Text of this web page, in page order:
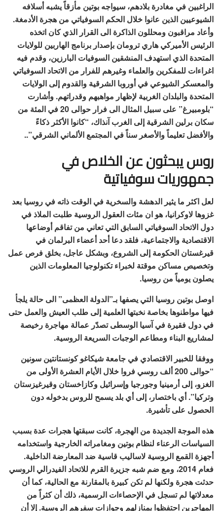
الراغبين في مغادرة بلادهم، سيواجه بوتين مأزقاً يشبه أسلافه
الشيوعيين الذين عانوا خلال الحكم السوفياتي من هجرة الأدمغة.
وأعاد مراقبون ومحللون الذاكرة الى القرار الذي كان اتخذه
الرئيس الأميركي هاري ترومان بإصدار برنامج الهاربين للولايات
المتحدة الذي استهدف المنشقين السوفيات البارزين، وقدم فيه
اغراءات للمفكرين والعلماء وغيرهم للفرار من الاتحاد السوفياتي
والمعسكر الشيوعي في أوروبا الشرقية والقدوم إلى الولايات
المتحدة والبلدان الغربية لإظهار مواهبهم وقدراتهم. وأشارت
“بلومبيرغ” على سبيل المثال الى فرار حوالى 20 في المئة من
سكان برلين الشرقية إلى الغرب آنذاك، “كانوا الأكثر ذكاءً
والأفضل تعليماً والأصغر سناً في المجتمع الألماني الشرقي”..
روس يبحثون عن الخلاص في
جمهوريات سوفياتية
لعل اكثر ما يثير الدهشة والسخرية في الوقت ذاته في روسيا بعد
غزوها لاوكرانيا، هو ان مئات العقول الروسية طلبت الملاذ في
دول الاتحاد السوفياتي السابق التي تعاني من تفاقم أوضاعها
الاقتصادية والاجتماعية، فلقد دعا أحد أعضاء البرلمان في
قيرغستان الحكومة إلى الشروع، وبشكل عاجل، بخلق فرص عمل
وتخصيص مساكن موقتة لخبراء تكنولوجيا المعلومات الذين
يصلون يومياً من روسيا.
اوصل بوتين روسيا التي يصفها بـ”الدولة العظمى” الى حالة يلجأ
فيها مواطنوها بخاصة نخبتها العلمية إلى طلب العيش والعمل حتى
في دول فقيرة في آسيا الوسطى تصدّر عمالة مهاجرة رخيصة
لمشاريع البناء ومطاعم الوجبات السريعة الروسية.
ووفقا للخبير الاقتصادي في جامعة شيكاغو كونستانتين سونين
“حوالى 200 ألف روسي فروا خلال الأيام العشرة الأولى من
الغزو، إلى أرمينيا وجورجيا وإسرائيل وكازاخستان وقيرغيزستان
وتركيا”. أي باختصار، إلى أي بلد يسمح للروس بدخوله دون
الحصول على تأشيرة.
هذه الموجة الجديدة من الهجرة، كانت سبقتها هجرات عدة بسبب
السياسات الرعناء لنظام بوتين ومغامراته الخارجية واستخدامه
أجهزة القمع الروسية لاساليب قاسية ضد المعارضة الداخلية.
فعام 2014، ومع ضم شبه جزيرة القرم للاتحاد الفيدرالي الروسي
حدثت هجرة ولكنها لم تكن كبيرة بالمقارنة مع الحالية، كما أن
معدلاتها لم تسجل في الإحصاءات الرسمية، ذلك أن كثراً من
المهاجرين احتفظوا بمنازلهم وجوازات سفرهم الروسية. إلا أن